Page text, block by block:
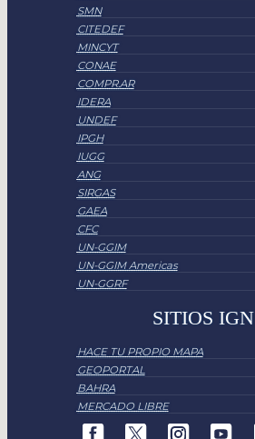
SMN
CITEDEF
MINCYT
CONAE
COMPR.AR
IDERA
UNDEF
IPGH
IUGG
ANG
SIRGAS
GAEA
CFC
UN-GGIM
UN-GGIM Americas
UN-GGRF
SITIOS IGN
HACE TU PROPIO MAPA
GEOPORTAL
BAHRA
MERCADO LIBRE